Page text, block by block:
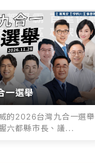
一選舉
的2026台灣九合一選舉
六都縣市長、議...